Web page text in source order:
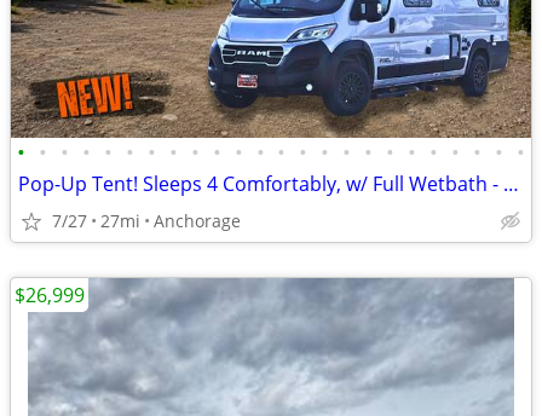
• • • • • • • • • • • • • • • • • • • • • • • •
Pop-Up Tent! Sleeps 4 Comfortably, w/ Full Wetbath - 2026 Pixel 2.0M
7/27 27mi Anchorage
$26,999